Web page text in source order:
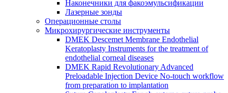
Наконечники для факоэмульсификации
Лазерные зонды
Операционные столы
Микрохирургические инструменты
DMEK Descemet Membrane Endothelial
Keratoplasty Instruments for the treatment of
endothelial corneal diseases
DMEK Rapid Revolutionary Advanced
Preloadable Injection Device No-touch workflow
from preparation to implantation